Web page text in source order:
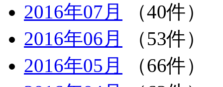
2016年07月
（40件）
2016年06月
（53件）
2016年05月
（66件）